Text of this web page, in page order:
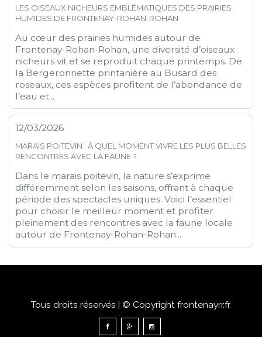
LES OISEAUX NICHEURS EMBLÉMATIQUES DES PRAIRIES
HUMIDES DE FRONTENAY-ROHAN-ROHAN
Au cœur des prairies humides autour de
Frontenay-Rohan-Rohan, une diversité d’oiseaux
nicheurs vit et se reproduit chaque printemps. De
la Bergeronnette printanière au Busard des
roseaux, ces espèces profitent de l’abondance de
l’eau et...
12/03/2026
MARAIS POITEVIN : À QUEL MOMENT VIVRE LES PLUS BELLES
RENCONTRES AVEC LA FAUNE ?
Dans le marais poitevin, la nature s’exprime
différemment selon les saisons, offrant à chaque
période des spectacles uniques. Voici l’essentiel
pour choisir le meilleur moment et profiter
pleinement des rencontres avec la faune locale
autour de Frontenay-Rohan-Rohan...
Tous droits réservés | © Copyright frontenayrr.fr.